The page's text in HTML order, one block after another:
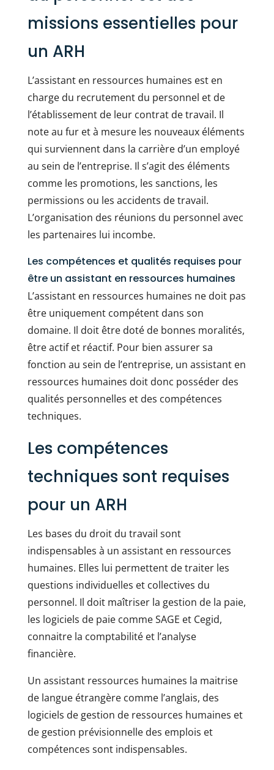
missions essentielles pour
un ARH
L’assistant en ressources humaines est en
charge du recrutement du personnel et de
l’établissement de leur contrat de travail. Il
note au fur et à mesure les nouveaux éléments
qui surviennent dans la carrière d’un employé
au sein de l’entreprise. Il s’agit des éléments
comme les promotions, les sanctions, les
permissions ou les accidents de travail.
L’organisation des réunions du personnel avec
les partenaires lui incombe.
Les compétences et qualités requises pour
être un assistant en ressources humaines
L’assistant en ressources humaines ne doit pas
être uniquement compétent dans son
domaine. Il doit être doté de bonnes moralités,
être actif et réactif. Pour bien assurer sa
fonction au sein de l’entreprise, un assistant en
ressources humaines doit donc posséder des
qualités personnelles et des compétences
techniques.
Les compétences
techniques sont requises
pour un ARH
Les bases du droit du travail sont
indispensables à un assistant en ressources
humaines. Elles lui permettent de traiter les
questions individuelles et collectives du
personnel. Il doit maîtriser la gestion de la paie,
les logiciels de paie comme SAGE et Cegid,
connaitre la comptabilité et l’analyse
financière.
Un assistant ressources humaines la maitrise
de langue étrangère comme l’anglais, des
logiciels de gestion de ressources humaines et
de gestion prévisionnelle des emplois et
compétences sont indispensables.